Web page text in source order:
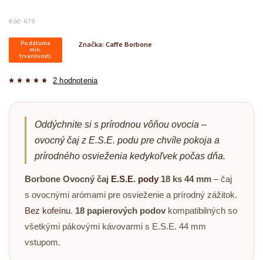
Kód: 679
Po dátume
min.
trvanlivosti
2 hodnotenia
Značka: Caffe Borbone
Oddýchnite si s prírodnou vôňou ovocia –
ovocný čaj z E.S.E. podu pre chvíle pokoja a
prírodného osvieženia kedykoľvek počas dňa.
Borbone Ovocný čaj E.S.E. pody 18 ks 44 mm – čaj
s ovocnými arómami pre osvieženie a prírodný zážitok.
Bez kofeínu. 18 papierových podov kompatibilných so
všetkými pákovými kávovarmi s E.S.E. 44 mm
vstupom.